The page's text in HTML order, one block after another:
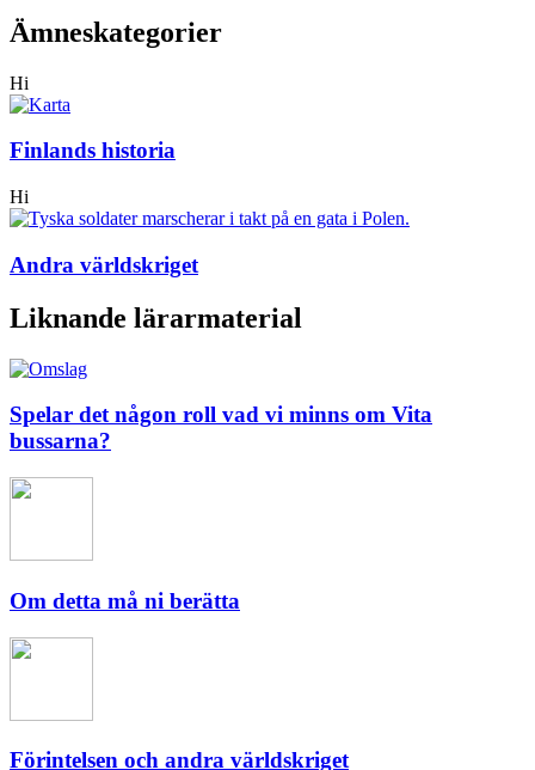
Ämneskategorier
Hi
Finlands historia
Hi
Andra världskriget
Liknande lärarmaterial
Spelar det någon roll vad vi minns om Vita
bussarna?
Om detta må ni berätta
Förintelsen och andra världskriget